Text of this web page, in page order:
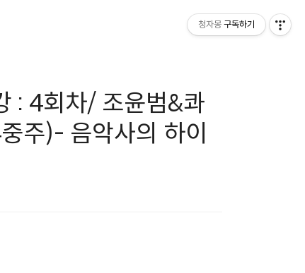
: 4회차/ 조윤범&콰
주)- 음악사의 하이
청자몽 구독하기